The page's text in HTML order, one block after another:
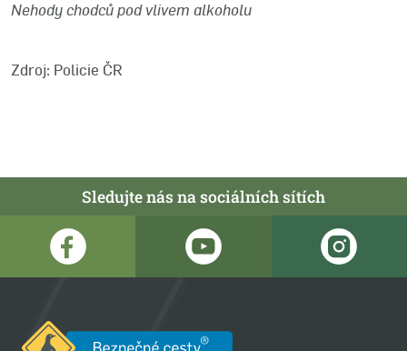
Nehody chodců pod vlivem alkoholu
Zdroj: Policie ČR
Sledujte nás na sociálních sítích